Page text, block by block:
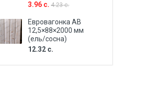
3.96 с. 4.23 с.
Евровагонка AB
12,5×88×2000 мм
(ель/сосна)
12.32 с.